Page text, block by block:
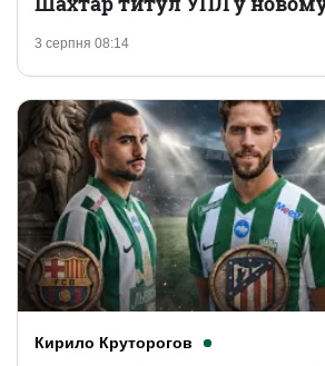
3 серпня 08:14
Кирило Круторогов